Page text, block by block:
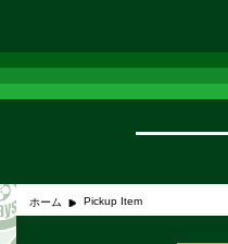
ホーム Pickup Item